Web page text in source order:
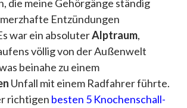
die meine Gehörgänge ständig
Entzündungen
war ein absoluterAlptraum,
völlig von der Außenwelt
beinahe zu einem
Unfall mit einem Radfahrer führte.
richtigen besten 5 Knochenschall-